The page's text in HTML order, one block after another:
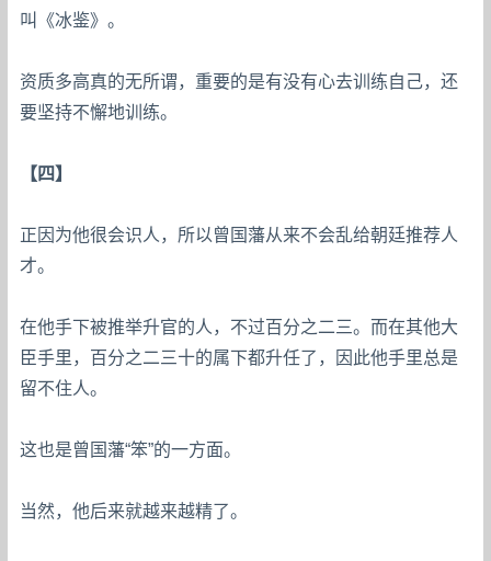
叫《冰鉴》。
资质多高真的无所谓，重要的是有没有心去训练自己，还
要坚持不懈地训练。
【四】
正因为他很会识人，所以曾国藩从来不会乱给朝廷推荐人
才。
在他手下被推举升官的人，不过百分之二三。而在其他大
臣手里，百分之二三十的属下都升任了，因此他手里总是
留不住人。
这也是曾国藩“笨”的一方面。
当然，他后来就越来越精了。